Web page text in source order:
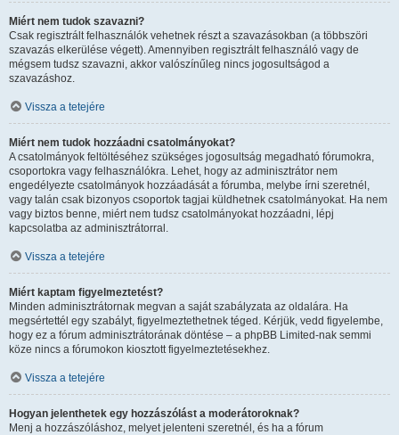
Miért nem tudok szavazni?
Csak regisztrált felhasználók vehetnek részt a szavazásokban (a többszöri
szavazás elkerülése végett). Amennyiben regisztrált felhasználó vagy de
mégsem tudsz szavazni, akkor valószínűleg nincs jogosultságod a
szavazáshoz.
Vissza a tetejére
Miért nem tudok hozzáadni csatolmányokat?
A csatolmányok feltöltéséhez szükséges jogosultság megadható fórumokra,
csoportokra vagy felhasználókra. Lehet, hogy az adminisztrátor nem
engedélyezte csatolmányok hozzáadását a fórumba, melybe írni szeretnél,
vagy talán csak bizonyos csoportok tagjai küldhetnek csatolmányokat. Ha nem
vagy biztos benne, miért nem tudsz csatolmányokat hozzáadni, lépj
kapcsolatba az adminisztrátorral.
Vissza a tetejére
Miért kaptam figyelmeztetést?
Minden adminisztrátornak megvan a saját szabályzata az oldalára. Ha
megsértettél egy szabályt, figyelmeztethetnek téged. Kérjük, vedd figyelembe,
hogy ez a fórum adminisztrátorának döntése – a phpBB Limited-nak semmi
köze nincs a fórumokon kiosztott figyelmeztetésekhez.
Vissza a tetejére
Hogyan jelenthetek egy hozzászólást a moderátoroknak?
Menj a hozzászóláshoz, melyet jelenteni szeretnél, és ha a fórum